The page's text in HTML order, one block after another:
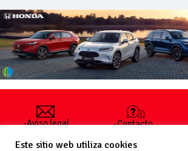
-Aviso legal
generales
-Contacto
publicar un
Este sitio web utiliza cookies